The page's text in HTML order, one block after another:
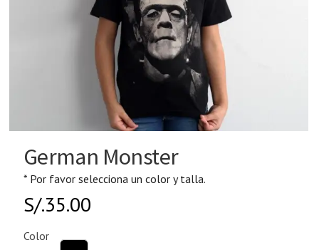
German Monster
* Por favor selecciona un color y talla.
S/.35.00
Color